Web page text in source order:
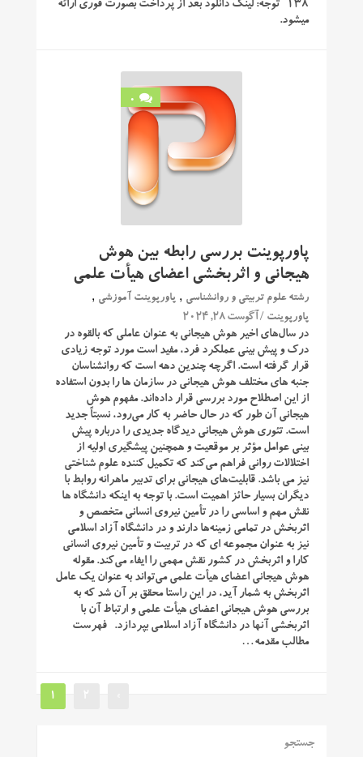
138 توجه: لینک دانلود بعد از پرداخت بصورت فوری ارائه
میشود.
0
پاورپوینت بررسی رابطه بین هوش
هیجانی و اثربخشی اعضای هیأت علمی
رشته علوم تربیتی و روانشناسی , پاورپوینت آموزشی ,
پاورپوینت / آگوست 28, 2024
در سال‌های اخیر هوش هیجانی به عنوان عاملی که بالقوه در
درک و پیش ‌بینی عملکرد فرد، مفید است مورد توجه زیادی
قرار گرفته است. اگرچه چندین دهه است که روانشناسان
جنبه ‌های مختلف هوش هیجانی در سازمان‌ ها را بدون استفاده
از این اصطلاح مورد بررسی قرار داده‌اند. مفهوم هوش
هیجانی آن طور که در حال حاضر به کار می‌رود، نسبتاً جدید
است. تئوری هوش هیجانی دیدگاه جدیدی را درباره پیش
‌بینی عوامل مؤثر بر موقعیت و همچنین پیشگیری اولیه از
اختلالات روانی فراهم می‌کند که تکمیل‌ کننده علوم شناختی
نیز می ‌باشد. قابلیت‌های هیجانی برای تدبیر ماهرانه روابط با
دیگران بسیار حائز اهمیت است. با توجه به اینکه دانشگاه‌ ها
نقش مهم و اساسی را در تأمین نیروی انسانی متخصص و
اثربخش در تمامی زمینه‌ها دارند و در دانشگاه آزاد اسلامی
نیز به عنوان مجموعه ای که در تربیت و تأمین نیروی انسانی
کارا و اثربخش در کشور نقش مهمی را ایفاء می‌کند. مقوله
هوش هیجانی اعضای هیأت علمی می‌تواند به عنوان یک عامل
اثربخش به شمار‌ آید، در این راستا محقق بر آن شد که به
بررسی هوش هیجانی اعضای هیأت علمی و ارتباط آن با
اثربخشی آنها در دانشگاه آزاد اسلامی بپردازد. فهرست
مطالب مقدمه…
1
جستجو